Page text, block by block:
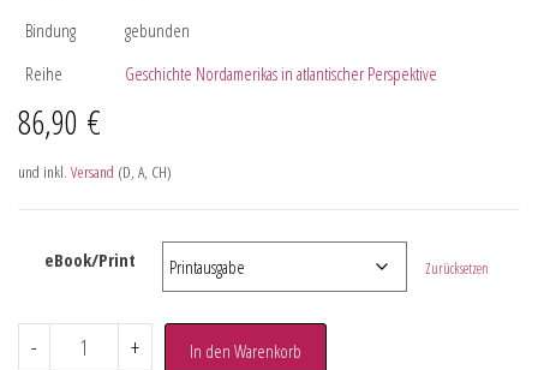
Bindung
gebunden
Reihe
Geschichte Nordamerikas in atlantischer Perspektive
86,90 €
und inkl. Versand (D, A, CH)
eBook/Print Zurücksetzen
- + In den Warenkorb